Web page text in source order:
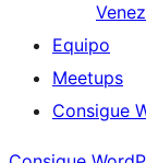
Equipo
Meetups
Consigue